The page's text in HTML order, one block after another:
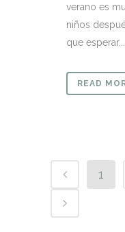
verano es
niños
que esperar...
READ
1